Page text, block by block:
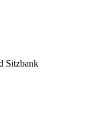
Sitzbank